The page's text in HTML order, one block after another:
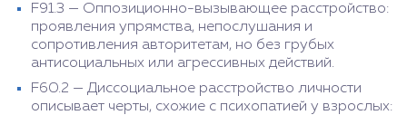
F91.3 — Оппозиционно-вызывающее расстройство:
проявления упрямства, непослушания и
сопротивления авторитетам, но без грубых
антисоциальных или агрессивных действий.
F60.2 — Диссоциальное расстройство личности
описывает черты, схожие с психопатией у взрослых: